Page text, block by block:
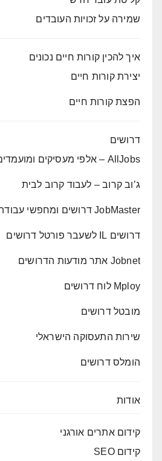
שמירה על זכויות העובדים
איך להכין קורות חיים נכונים
יצירת קורות חיים
הפצת קורות חיים
דרושים
AllJobs – אלפי מעסיקים ומועמדים
ג’וב קרוב – לעבוד קרוב לבית
JobMaster דרושים ומחפשי עבודה
דרושים IL לשעבר פורטל דרושים
Jobnet אתר מודעות הדרושים
Mploy לוח דרושים
מובטל דרושים
שירות התעסוקה הישראלי
הומלס דרושים
אודות
קידום אתרים אורגני
קידום SEO